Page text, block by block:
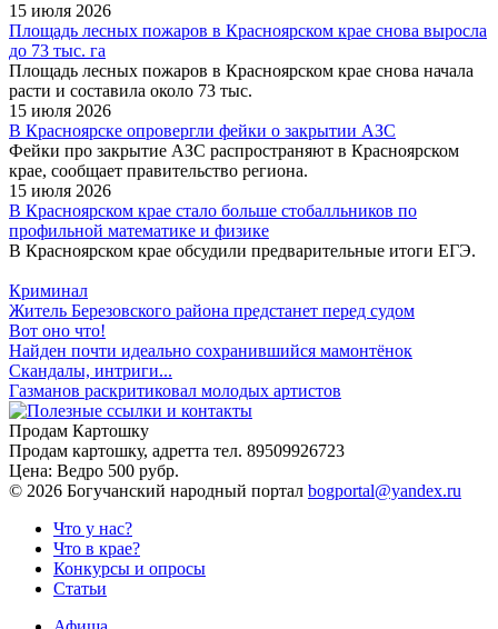
15 июля 2026
Площадь лесных пожаров в Красноярском крае снова выросла
до 73 тыс. га
Площадь лесных пожаров в Красноярском крае снова начала
расти и составила около 73 тыс.
15 июля 2026
В Красноярске опровергли фейки о закрытии АЗС
Фейки про закрытие АЗС распространяют в Красноярском
крае, сообщает правительство региона.
15 июля 2026
В Красноярском крае стало больше стобалльников по
профильной математике и физике
В Красноярском крае обсудили предварительные итоги ЕГЭ.
Криминал
Житель Березовского района предстанет перед судом
Вот оно что!
Найден почти идеально сохранившийся мамонтёнок
Скандалы, интриги...
Газманов раскритиковал молодых артистов
Продам Картошку
Продам картошку, адретта тел. 89509926723
Цена: Ведро 500 рубр.
© 2026 Богучанский народный портал bogportal@yandex.ru
Что у нас?
Что в крае?
Конкурсы и опросы
Статьи